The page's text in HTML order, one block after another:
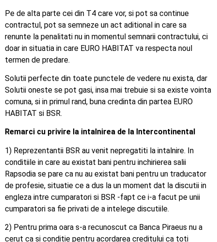
Pe de alta parte cei din T4 care vor, si pot sa continue
contractul, pot sa semneze un act aditional in care sa
renunte la penalitati nu in momentul semnarii contractului, ci
doar in situatia in care EURO HABITAT va respecta noul
termen de predare.
Solutii perfecte din toate punctele de vedere nu exista, dar
Solutii oneste se pot gasi, insa mai trebuie si sa existe vointa
comuna, si in primul rand, buna credinta din partea EURO
HABITAT si BSR.
Remarci cu privire la intalnirea de la Intercontinental
1) Reprezentantii BSR au venit nepregatiti la intalnire. In
conditiile in care au existat bani pentru inchirierea salii
Rapsodia se pare ca nu au existat bani pentru un traducator
de profesie, situatie ce a dus la un moment dat la discutii in
engleza intre cumparatori si BSR -fapt ce i-a facut pe unii
cumparatori sa fie privati de a intelege discutiile.
2) Pentru prima oara s-a recunoscut ca Banca Piraeus nu a
cerut ca si conditie pentru acordarea creditului ca toti